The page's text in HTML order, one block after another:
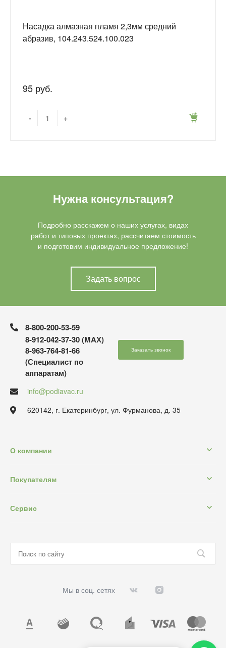
Насадка алмазная пламя 2,3мм средний
абразив, 104.243.524.100.023
95 руб.
- +
Нужна консультация?
Подробно расскажем о наших услугах, видах
работ и типовых проектах, рассчитаем стоимость
и подготовим индивидуальное предложение!
Задать вопрос
8-800-200-53-59
8-912-042-37-30 (MAХ)
8-963-764-81-66
(Специалист по
аппаратам)
Заказать звонок
info@podiavac.ru
620142, г. Екатеринбург, ул. Фурманова, д. 35
О компании
Покупателям
Сервис
Мы в соц. сетях